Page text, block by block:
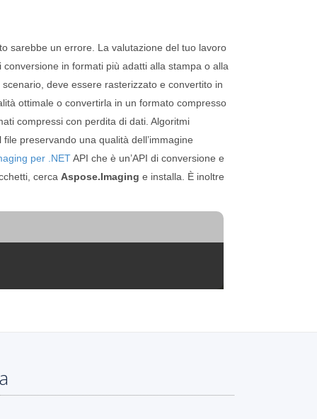
sarebbe un errore. La valutazione del tuo lavoro
in formati più adatti alla stampa o alla
deve essere rasterizzato e convertito in
ottimale o convertirla in un formato compresso
compressi con perdita di dati. Algoritmi
preservando una qualità dell’immagine
per .NETAPI che è un’API di conversione e
cerca Aspose.Imaging e installa. È inoltre